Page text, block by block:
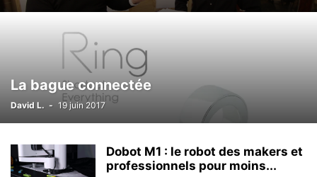
La bague connectée
David L. - 19 juin 2017
Dobot M1 : le robot des makers et
professionnels pour moins...